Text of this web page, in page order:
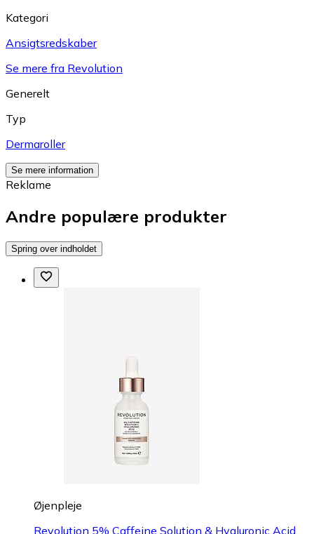
Kategori
Ansigtsredskaber
Se mere fra Revolution
Generelt
Typ
Dermaroller
Se mere information
Reklame
Andre populære produkter
Spring over indholdet
Øjenpleje
Revolution 5% Caffeine Solution & Hyaluronic Acid